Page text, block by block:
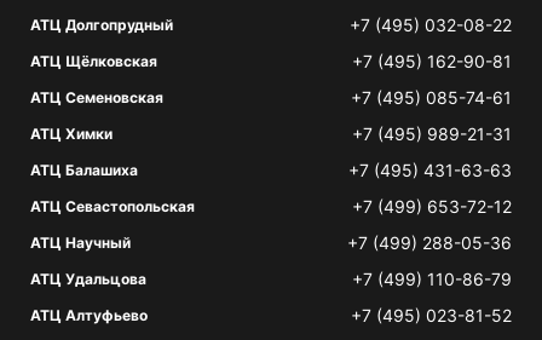
АТЦ Долгопрудный +7 (495) 032-08-22
АТЦ Щёлковская +7 (495) 162-90-81
АТЦ Семеновская +7 (495) 085-74-61
АТЦ Химки +7 (495) 989-21-31
АТЦ Балашиха +7 (495) 431-63-63
АТЦ Севастопольская +7 (499) 653-72-12
АТЦ Научный +7 (499) 288-05-36
АТЦ Удальцова +7 (499) 110-86-79
АТЦ Алтуфьево +7 (495) 023-81-52